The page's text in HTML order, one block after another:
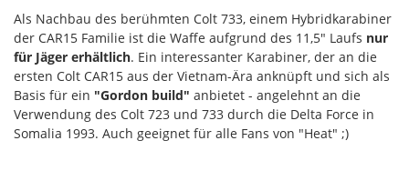
Als Nachbau des berühmten Colt 733, einem Hybridkarabiner
der CAR15 Familie ist die Waffe aufgrund des 11,5" Laufs nur
für Jäger erhältlich. Ein interessanter Karabiner, der an die
ersten Colt CAR15 aus der Vietnam-Ära anknüpft und sich als
Basis für ein "Gordon build" anbietet - angelehnt an die
Verwendung des Colt 723 und 733 durch die Delta Force in
Somalia 1993. Auch geeignet für alle Fans von "Heat" ;)